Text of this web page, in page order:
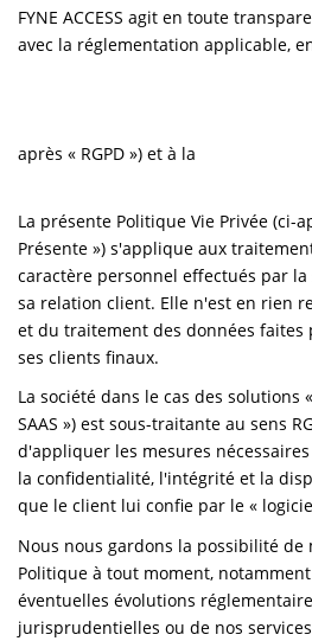
ESPACE
FYNE ACCESS agit en toute
avec la réglementation applicable,
après « RGPD ») et à la
La présente Politique Vie Privée (ci-
Présente ») s'applique aux
caractère personnel effectués par
sa relation client. Elle n'est en rien
et du traitement des données faites
ses clients finaux.
La société dans le cas des solutions
SAAS ») est sous-traitante au sens
d'appliquer les mesures
la confidentialité, l'intégrité et la
que le client lui confie par le «
Nous nous gardons la possibilité
Politique à tout moment,
éventuelles évolutions
jurisprudentielles ou de nos